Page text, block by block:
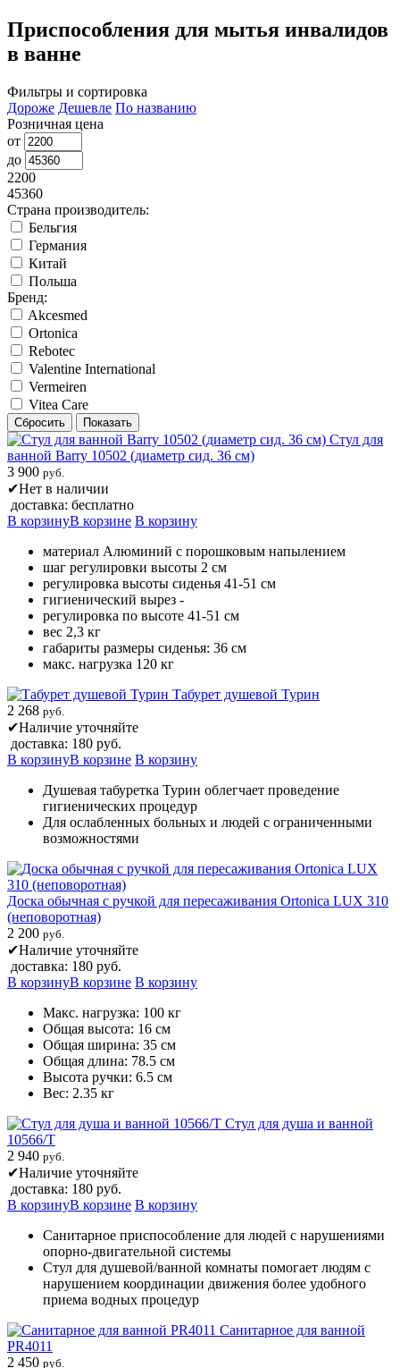
Приспособления для мытья инвалидов
в ванне
Фильтры и сортировка
Дороже Дешевле По названию
Розничная цена
от
до
2200
45360
Страна производитель:
Бельгия
Германия
Китай
Польша
Бренд:
Akcesmed
Ortonica
Rebotec
Valentine International
Vermeiren
Vitea Care
Стул для
ванной Barry 10502 (диаметр сид. 36 см)
3 900 руб.
✔Нет в наличии
доставка: бесплатно
В корзинуВ корзине В корзину
материал Алюминий с порошковым напылением
шаг регулировки высоты 2 см
регулировка высоты сиденья 41-51 см
гигиенический вырез -
регулировка по высоте 41-51 см
вес 2,3 кг
габариты размеры сиденья: 36 см
макс. нагрузка 120 кг
Табурет душевой Турин
2 268 руб.
✔Наличие уточняйте
доставка: 180 руб.
В корзинуВ корзине В корзину
Душевая табуретка Турин облегчает проведение
гигиенических процедур
Для ослабленных больных и людей с ограниченными
возможностями
Доска обычная с ручкой для пересаживания Ortonica LUX 310
(неповоротная)
2 200 руб.
✔Наличие уточняйте
доставка: 180 руб.
В корзинуВ корзине В корзину
Макс. нагрузка: 100 кг
Общая высота: 16 см
Общая ширина: 35 см
Общая длина: 78.5 см
Высота ручки: 6.5 см
Вес: 2.35 кг
Стул для душа и ванной
10566/T
2 940 руб.
✔Наличие уточняйте
доставка: 180 руб.
В корзинуВ корзине В корзину
Санитарное приспособление для людей с нарушениями
опорно-двигательной системы
Стул для душевой/ванной комнаты помогает людям с
нарушением координации движения более удобного
приема водных процедур
Санитарное для ванной
PR4011
2 450 руб.